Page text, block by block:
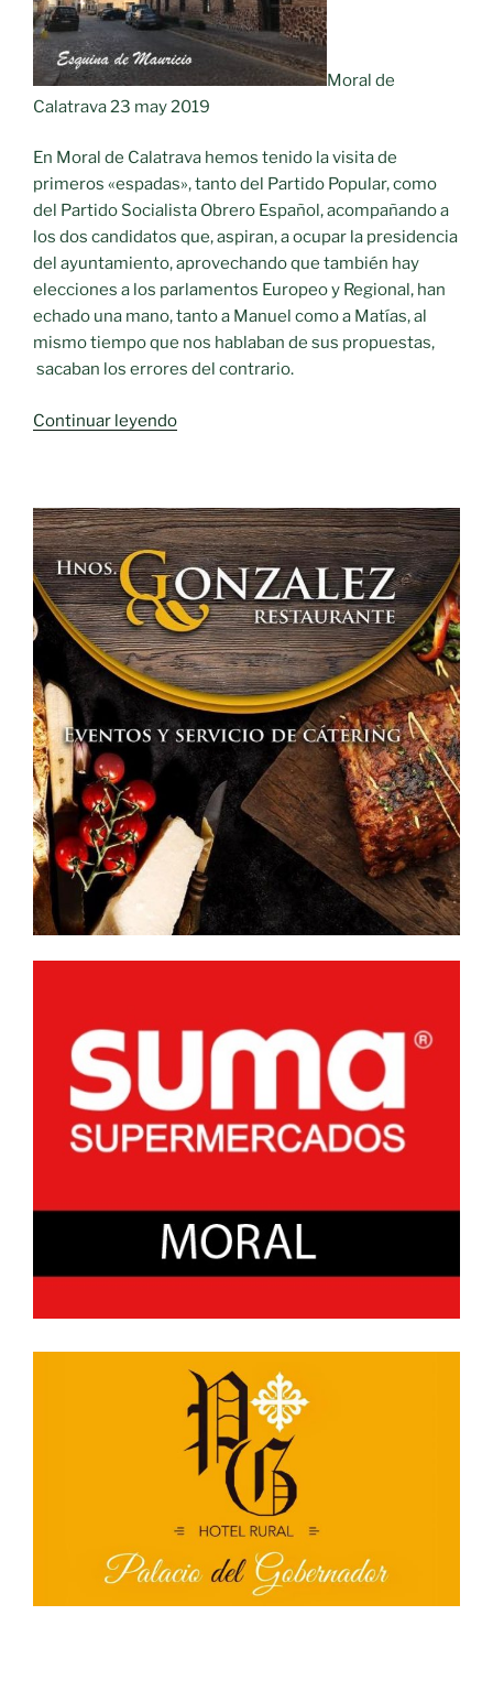
Moral de
Calatrava 23 may 2019
En Moral de Calatrava hemos tenido la visita de
primeros «espadas», tanto del Partido Popular, como
del Partido Socialista Obrero Español, acompañando a
los dos candidatos que, aspiran, a ocupar la presidencia
del ayuntamiento, aprovechando que también hay
elecciones a los parlamentos Europeo y Regional, han
echado una mano, tanto a Manuel como a Matías, al
mismo tiempo que nos hablaban de sus propuestas,
sacaban los errores del contrario.
Continuar leyendo«A
las
Municipales»